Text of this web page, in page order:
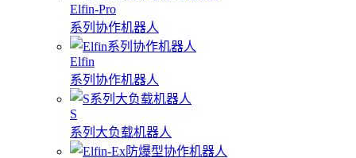
Elfin-Pro
系列协作机器人
Elfin
系列协作机器人
S
系列大负载机器人